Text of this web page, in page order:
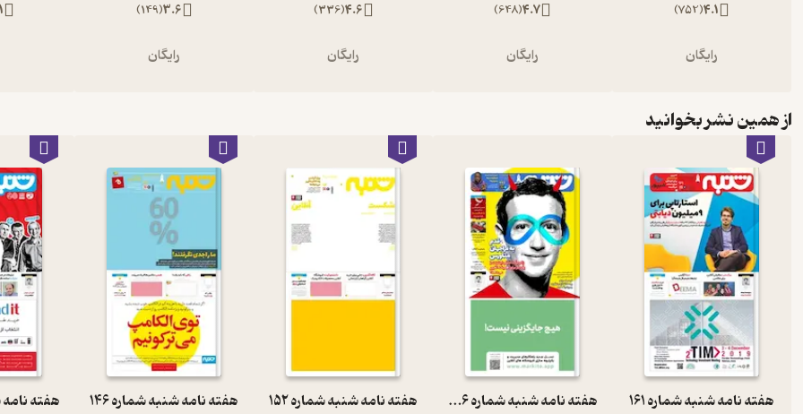
4.1
(
752
)
رایگان
4.7
(
648
)
رایگان
4.6
(
336
)
رایگان
3.6
(
149
)
رایگان
از همین نشر بخوانید
هفته نامه شنبه شماره 161 هفته نامه شنبه شماره 226 هفته نامه شنبه شماره 152 هفته نامه شنبه شماره 146 هفته نامه